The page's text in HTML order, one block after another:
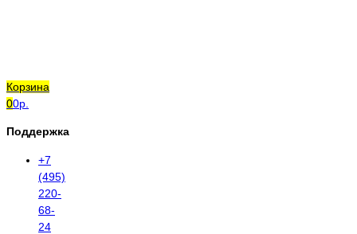
Корзина
00р.
Поддержка
+7
(495)
220-
68-
24